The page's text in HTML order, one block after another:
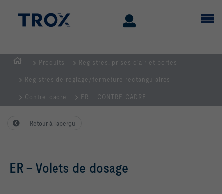
d'accueil
Produits Registres, prises d'air et portes
Registres de réglage/fermeture rectangulaires
Contre-cadre ER – CONTRE-CADRE
Retour à l'aperçu
ER – Volets de dosage